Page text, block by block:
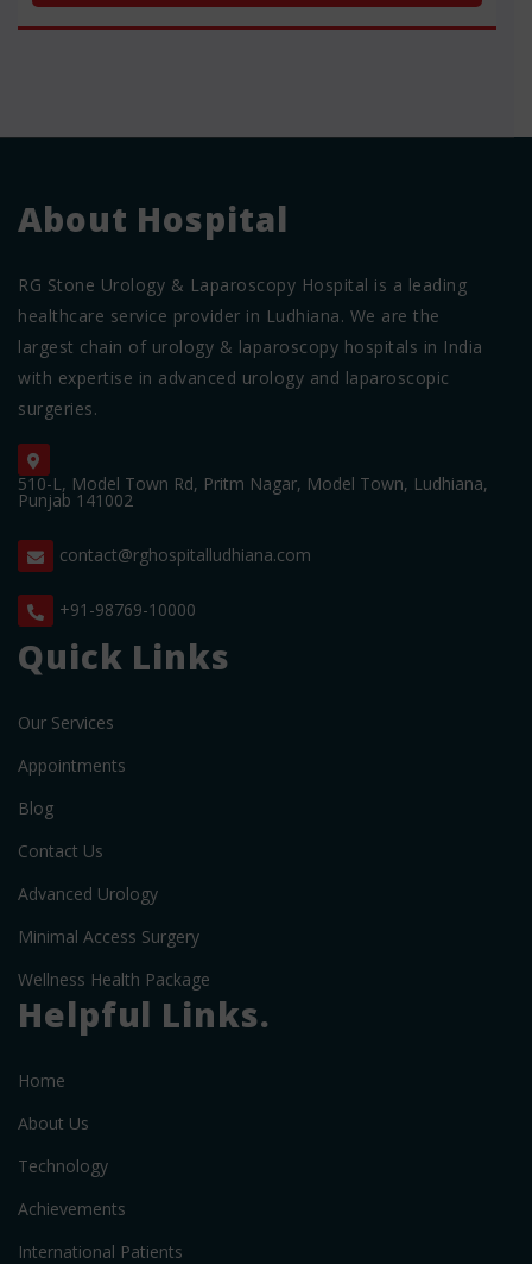
About Hospital
RG Stone Urology & Laparoscopy Hospital is a leading
healthcare service provider in Ludhiana. We are the
largest chain of urology & laparoscopy hospitals in India
with expertise in advanced urology and laparoscopic
surgeries.
510-L, Model Town Rd, Pritm Nagar, Model Town, Ludhiana,
Punjab 141002
contact@rghospitalludhiana.com
+91-98769-10000
Quick Links
Our Services
Appointments
Blog
Contact Us
Advanced Urology
Minimal Access Surgery
Wellness Health Package
Helpful Links.
Home
About Us
Technology
Achievements
International Patients